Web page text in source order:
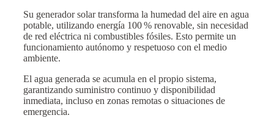
Su generador solar transforma la humedad del aire en agua
potable, utilizando energía 100 % renovable, sin necesidad
de red eléctrica ni combustibles fósiles. Esto permite un
funcionamiento autónomo y respetuoso con el medio
ambiente.
El agua generada se acumula en el propio sistema,
garantizando suministro continuo y disponibilidad
inmediata, incluso en zonas remotas o situaciones de
emergencia.